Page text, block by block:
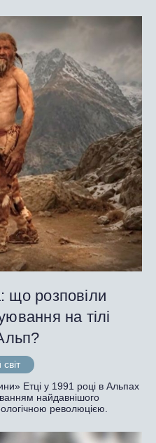
що розповіли
на тілі
Етці у 1991 році в Альпах
найдавнішого
революцією.